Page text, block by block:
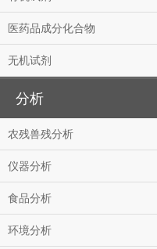
医药品成分化合物
无机试剂
分析
农残兽残分析
仪器分析
食品分析
环境分析